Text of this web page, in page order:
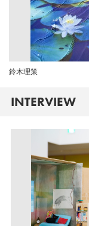
鈴木理策
INTERVIEW